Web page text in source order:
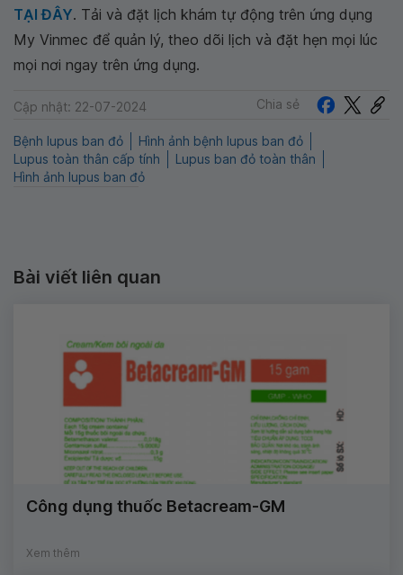
TẠI ĐÂY. Tải và đặt lịch khám tự động trên ứng dụng
My Vinmec để quản lý, theo dõi lịch và đặt hẹn mọi lúc
mọi nơi ngay trên ứng dụng.
Cập nhật: 22-07-2024 Chia sẻ
Bệnh lupus ban đỏ
Hình ảnh bệnh lupus ban đỏ
Lupus toàn thân cấp tính
Lupus ban đỏ toàn thân
Hình ảnh lupus ban đỏ
Bài viết liên quan
Công dụng thuốc Betacream-GM
Xem thêm